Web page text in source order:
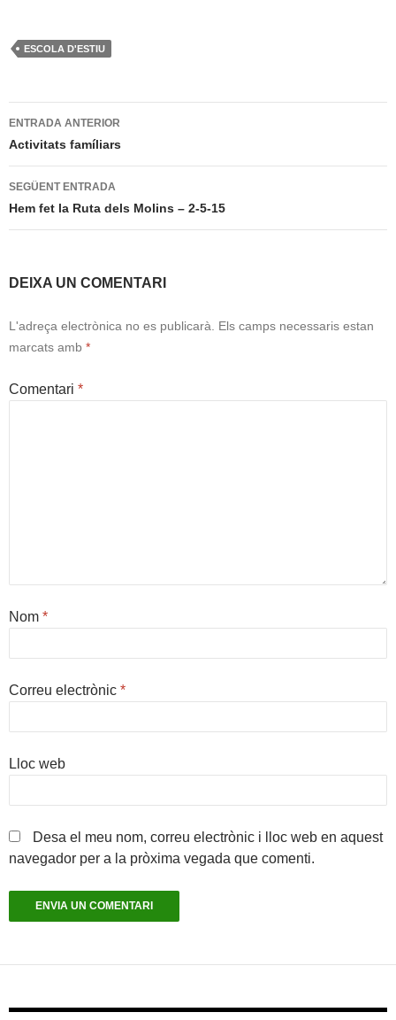
ESCOLA D'ESTIU
Navegació
per
les
entrades
ENTRADA ANTERIOR
Activitats famíliars
SEGÜENT ENTRADA
Hem fet la Ruta dels Molins – 2-5-15
DEIXA UN COMENTARI
L'adreça electrònica no es publicarà.
Els camps necessaris estan
marcats amb *
Comentari *
Nom *
Correu electrònic *
Lloc web
Desa el meu nom, correu electrònic i lloc web en aquest
navegador per a la pròxima vegada que comenti.